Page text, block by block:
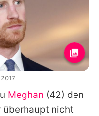
Meghan (42) den
überhaupt nicht